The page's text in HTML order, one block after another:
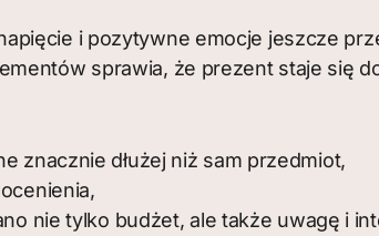
i pozytywne emocje jeszcze
sprawia, że prezent staje się
znacznie dłużej niż sam przedmiot,
nie tylko budżet, ale także uwagę i